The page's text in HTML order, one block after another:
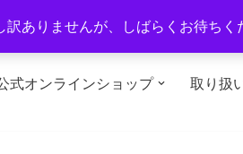
ありませんが、しばらくお待ちく
営業時間：午前10時～午後6時
式オンラインショップ 取り扱